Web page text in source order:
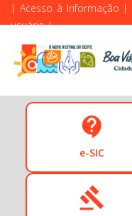
| Acesso à Informação |
usuário|
contact_support
e-SIC
gavel